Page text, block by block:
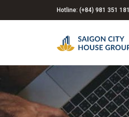
Hotline: (+84) 981 351 181